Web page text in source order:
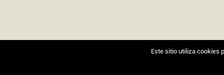
Este sitio utiliza cookies